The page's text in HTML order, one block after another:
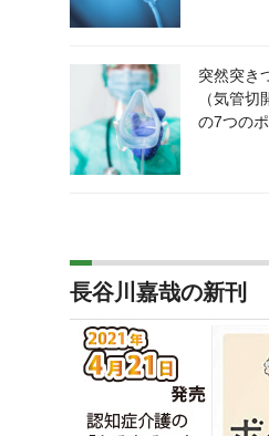
突然突き
（気管
の7つの
長谷川嘉哉の新刊